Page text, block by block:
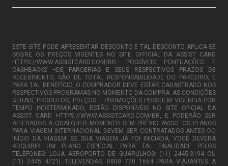
ESTE SITE PODE APRESENTAR DESCONTO E TAL DESCONTO APLICA-SE
SOBRE OS PREÇOS VIGENTES NO SITE OFFICIAL DA ASSIST CARD
HTTPS://WWW.ASSISTCARD.COM/BR. POSSÍVEIS PONTUAÇÕES E
CASHBACKS ¬DE PARCERIAS E SEUS RESPECTIVOS PRAZOS DE
RECEBIMENTO, SÃO DE TOTAL RESPONSABILIDADE DO PARCEIRO, E
PARA TAL BENEFÍCIO, O COMPRADOR DEVE ESTAR CADASTRADO NOS
RESPECTIVOS PROGRAMAS NO MOMENTO DA COMPRA. AS CONDIÇÕES
GERAIS, PRODUTOS, PREÇOS E PROMOÇÕES POSSUEM VIGÊNCIA POR
TEMPO INDETERMINADO, ESTÃO DISPONÍVEIS NO SITE OFICIAL DA
ASSIST CARD HTTPS://WWW.ASSISTCARD.COM/BR, E PODERÃO SER
ALTERADOS A QUALQUER MOMENTO SEM PRÉVIO AVISO. OS PLANOS
PARA VIAGEM INTERNACIONAL DEVEM SER CONTRATADOS ANTES DO
INÍCIO DA VIAGEM. SE SUA VIAGEM JÁ FOI INICIADA, VOCÊ DEVERÁ
ADQUIRIR UM PLANO ESPECIAL PARA TAL FINALIDADE PELOS
TELEFONES: LOJA AEROPORTO DE GUARULHOS: (11) 2445-3194 OU
(11) 2445 4721| TELEVENDAS: 0800 770 1664 PARA VIAJANTES A